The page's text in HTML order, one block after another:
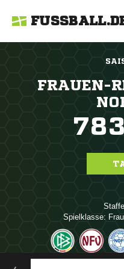
FRAUEN-
783
Spielklasse: